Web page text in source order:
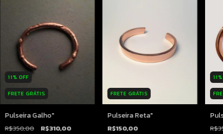
11% OFF
FRETE GRÁTIS
Pulseira Galho"
R$350,00 R$310,00
FRETE GRÁTIS
Pulseira Reta"
R$150,00
11